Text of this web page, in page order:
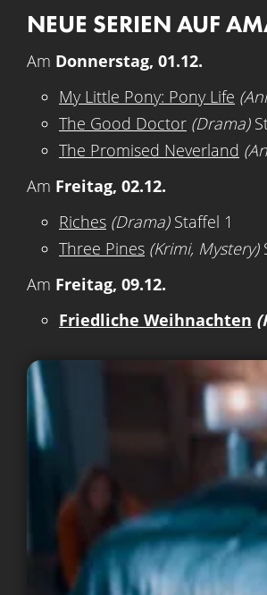
NEUE SERIEN AUF
Am Donnerstag, 01.12.
My Little Pony: Pony Life
The Good Doctor (Drama)
The Promised Neverland
Am Freitag, 02.12.
Riches (Drama)Staffel 1
Three Pines (Krimi, Mystery)
Am Freitag, 09.12.
Friedliche Weihnachten